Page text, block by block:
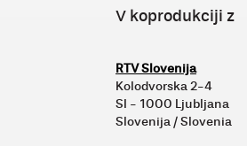
V koprodukciji z
RTV Slovenija
Kolodvorska 2-4
SI - 1000 Ljubljana
Slovenija / Slovenia